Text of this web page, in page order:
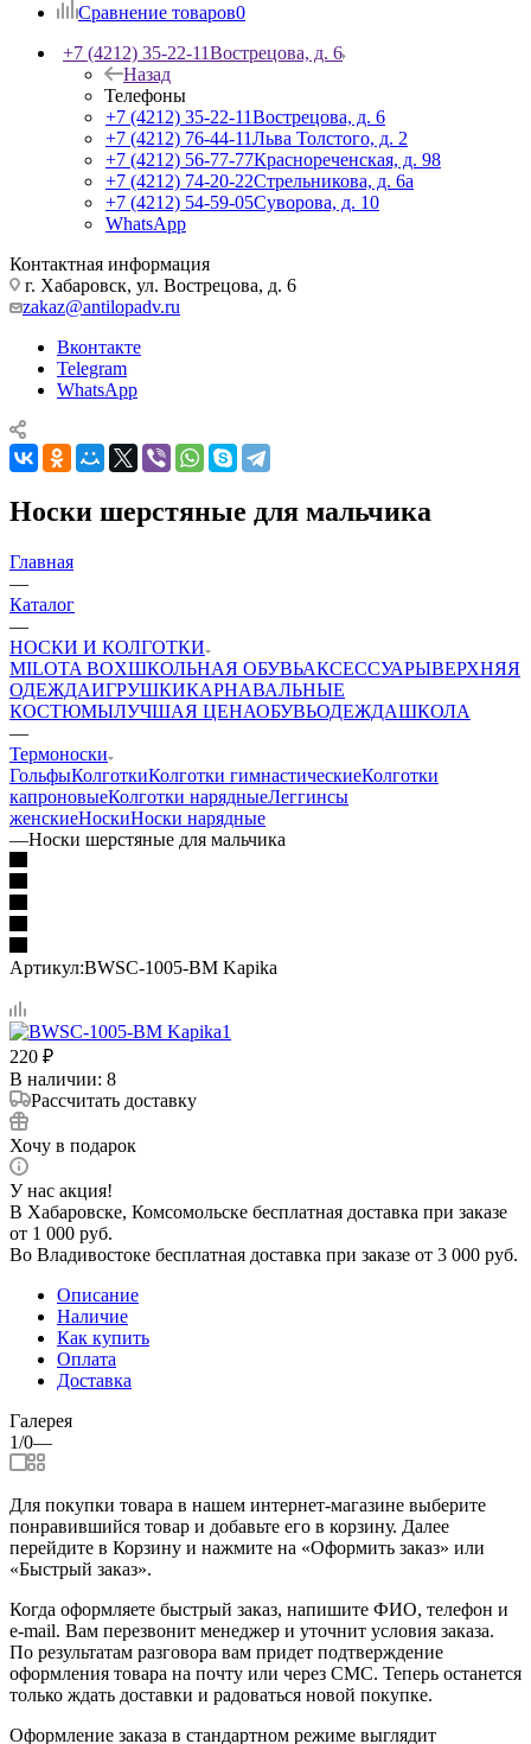
Сравнение товаров0
+7 (4212) 35-22-11Вострецова, д. 6
Назад
Телефоны
+7 (4212) 35-22-11Вострецова, д. 6
+7 (4212) 76-44-11Льва Толстого, д. 2
+7 (4212) 56-77-77Краснореченская, д. 98
+7 (4212) 74-20-22Стрельникова, д. 6а
+7 (4212) 54-59-05Суворова, д. 10
WhatsApp
Контактная информация
г. Хабаровск, ул. Вострецова, д. 6
zakaz@antilopadv.ru
Вконтакте
Telegram
WhatsApp
Носки шерстяные для мальчика
Главная
—
Каталог
—
НОСКИ И КОЛГОТКИ
MILOTA BOXШКОЛЬНАЯ ОБУВЬАКСЕССУАРЫВЕРХНЯЯ
ОДЕЖДАИГРУШКИКАРНАВАЛЬНЫЕ
КОСТЮМЫЛУЧШАЯ ЦЕНАОБУВЬОДЕЖДАШКОЛА
—
Термоноски
ГольфыКолготкиКолготки гимнастическиеКолготки
капроновыеКолготки нарядныеЛеггинсы
женскиеНоскиНоски нарядные
—Носки шерстяные для мальчика
Артикул:BWSC-1005-BM Kapika
220 ₽
В наличии: 8
Рассчитать доставку
Хочу в подарок
У нас акция!
В Хабаровске, Комсомольске бесплатная доставка при заказе
от 1 000 руб.
Во Владивостоке бесплатная доставка при заказе от 3 000 руб.
Описание
Наличие
Как купить
Оплата
Доставка
Галерея
1/0—
Для покупки товара в нашем интернет-магазине выберите
понравившийся товар и добавьте его в корзину. Далее
перейдите в Корзину и нажмите на «Оформить заказ» или
«Быстрый заказ».
Когда оформляете быстрый заказ, напишите ФИО, телефон и
e-mail. Вам перезвонит менеджер и уточнит условия заказа.
По результатам разговора вам придет подтверждение
оформления товара на почту или через СМС. Теперь останется
только ждать доставки и радоваться новой покупке.
Оформление заказа в стандартном режиме выглядит